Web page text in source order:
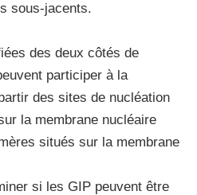
sous-jacents.
des deux côtés de
participer à la
des sites de nucléation
la membrane nucléaire
situés sur la membrane
si les GIP peuvent être